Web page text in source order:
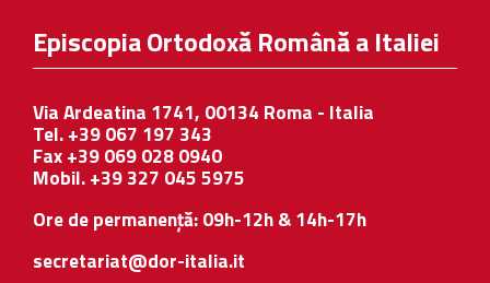
Episcopia Ortodoxă Română a Italiei
Via Ardeatina 1741, 00134 Roma - Italia
Tel. +39 067 197 343
Fax +39 069 028 0940
Mobil. +39 327 045 5975
Ore de permanență: 09h-12h & 14h-17h
secretariat@dor-italia.it